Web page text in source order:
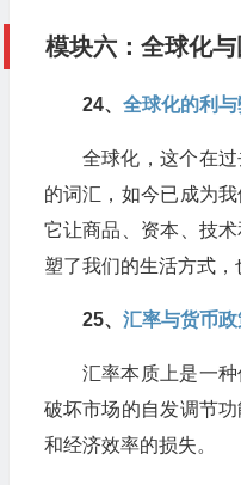
模块六：全球化
24、​ 全球化的利与
全球化，这个在
的词汇，如今已成为
它让商品、资本、技
塑了我们的生活方式，
​25、 汇率与货币政
汇率本质上是一
破坏市场的自发调节
和经济效率的损失。